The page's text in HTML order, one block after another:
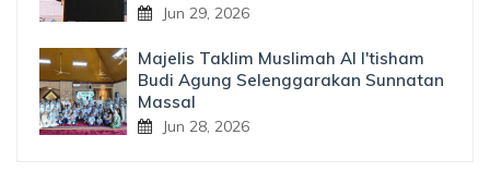
Jun 29, 2026
Majelis Taklim Muslimah Al I'tisham
Budi Agung Selenggarakan Sunnatan
Massal
Jun 28, 2026